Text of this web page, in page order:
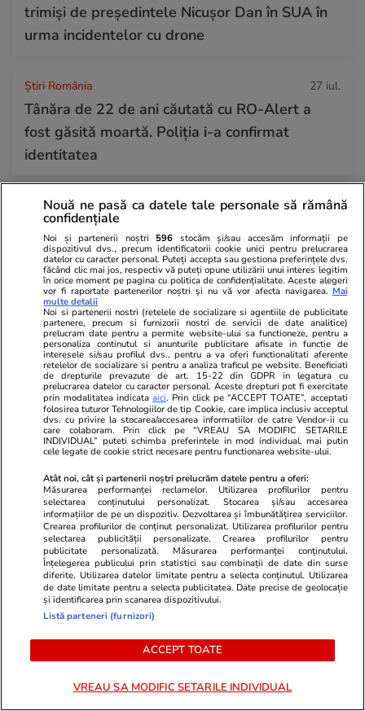
trimiși de președintele Nicușor Dan în SUA în
urma incidentelor cu drone
Știri România 27 iul.
Tânăra de 22 de ani căutată cu RO-Alert a
fost găsită moartă. Poliția i-a confirmat
identitatea
Horoscop 27 iul.
Horoscop 28 iulie 2026. Leii se bucură de o
energie debordantă, dar simt acut nevoia de a
o direcționa către un scop clar, ca să nu o
risipească
Vacanțe și Cultură 09:37
Cinci companii aeriene din grupul
Lufthansa nu vor mai lăsa
pasagerii să-și aleagă gratuit
locul în avion: „O să ne ceară bani
dacă ne gândim la scaun”
Vacanțe și
Cât a plătit
ce a avut
ultima zi
Nouă ne pasă ca datele tale personale să rămână
confidențiale
Noi și partenerii noștri 596 stocăm și/sau accesăm informații pe
dispozitivul dvs., precum identificatorii cookie unici pentru prelucrarea
datelor cu caracter personal. Puteți accepta sau gestiona preferințele dvs.
făcând clic mai jos, respectiv vă puteți opune utilizării unui interes legitim
în orice moment pe pagina cu politica de confidențialitate. Aceste alegeri
vor fi raportate partenerilor noștri și nu vă vor afecta navigarea. Mai
multe detalii
Noi si partenerii nostri (retelele de socializare si agentiile de publicitate
partenere, precum si furnizorii nostri de servicii de date analitice)
prelucram date pentru a permite website-ului sa functioneze, pentru a
personaliza continutul si anunturile publicitare afisate in functie de
interesele si/sau profilul dvs., pentru a va oferi functionalitati aferente
retelelor de socializare si pentru a analiza traficul pe website. Beneficiati
de drepturile prevazute de art. 15-22 din GDPR in legatura cu
prelucrarea datelor cu caracter personal. Aceste drepturi pot fi exercitate
prin modalitatea indicataaici. Prin click pe “ACCEPT TOATE”, acceptati
folosirea tuturor Tehnologiilor de tip Cookie, care implica inclusiv acceptul
dvs. cu privire la stocarea/accesarea informatiilor de catre Vendor-ii cu
care colaboram. Prin click pe “VREAU SA MODIFIC SETARILE
INDIVIDUAL” puteti schimba preferintele in mod individual, mai putin
cele legate de cookie strict necesare pentru functionarea website-ului.
Atât noi, cât și partenerii noștri prelucrăm datele pentru a oferi:
Măsurarea performanței reclamelor. Utilizarea profilurilor pentru
selectarea conținutului personalizat. Stocarea și/sau accesarea
informațiilor de pe un dispozitiv. Dezvoltarea și îmbunătățirea serviciilor.
Crearea profilurilor de conținut personalizat. Utilizarea profilurilor pentru
selectarea publicității personalizate. Crearea profilurilor pentru
publicitate personalizată. Măsurarea performanței conținutului.
Înțelegerea publicului prin statistici sau combinații de date din surse
diferite. Utilizarea datelor limitate pentru a selecta conținutul. Utilizarea
de date limitate pentru a selecta publicitatea. Date precise de geolocație
și identificarea prin scanarea dispozitivului.
Listă parteneri (furnizori)
ACCEPT TOATE
VREAU SA MODIFIC SETARILE INDIVIDUAL